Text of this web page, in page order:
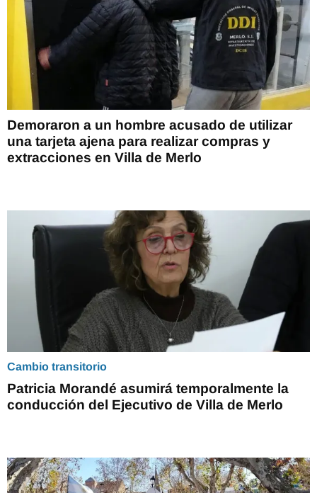
Demoraron a un hombre acusado de utilizar
una tarjeta ajena para realizar compras y
extracciones en Villa de Merlo
Cambio transitorio
Patricia Morandé asumirá temporalmente la
conducción del Ejecutivo de Villa de Merlo